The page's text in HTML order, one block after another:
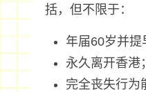
括，但不限于：
年届60岁并提
永久离开香港；
完全丧失行为